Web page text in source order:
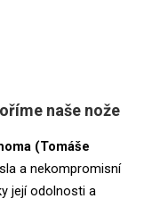
naše nože
(Tomáše
a nekompromisní
její odolnosti a